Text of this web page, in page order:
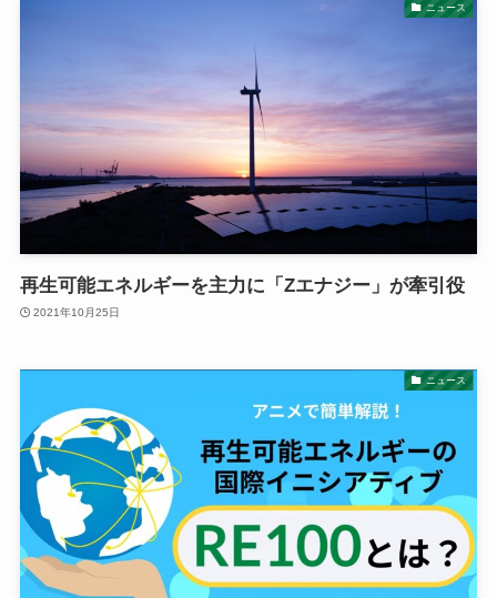
ニュース
再生可能エネルギーを主力に「Zエナジー」が牽引役
2021年10月25日
ニュース